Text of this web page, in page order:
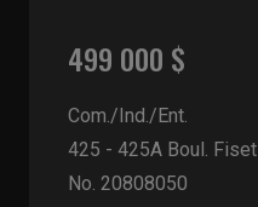
499 000 $
Com./Ind./Ent.
425 - 425A Boul. Fiset
No. 20808050